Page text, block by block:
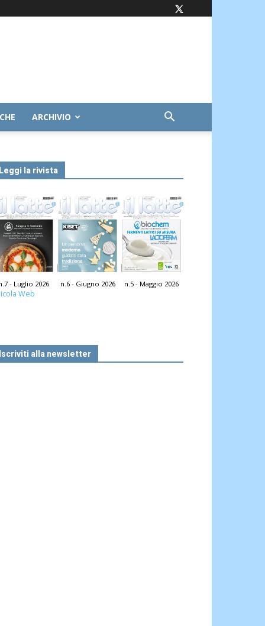
ARCHIVIO
Leggi la rivista
- Luglio 2026 n.6 - Giugno 2026 n.5 - Maggio 2026
Web
Iscriviti alla newsletter